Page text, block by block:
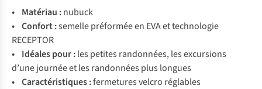
• Matériau :nubuck
• Confort :semelle préformée en EVA et technologie
RECEPTOR
• Idéales pour :les petites randonnées, les excursions
d’une journée et les randonnées plus longues
• Caractéristiques :fermetures velcro réglables